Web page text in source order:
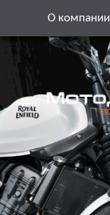
О компании